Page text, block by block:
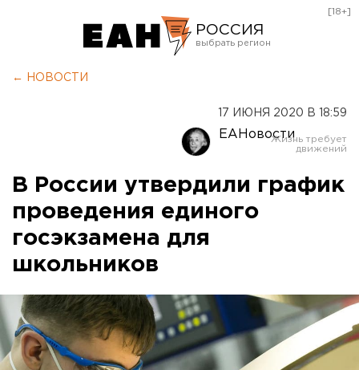
РОССИЯ
Оренбург
[18+]
← НОВОСТИ
17 ИЮНЯ 2020 В 18:59
ЕАНовости
В России утвердили график
проведения единого
госэкзамена для
школьников